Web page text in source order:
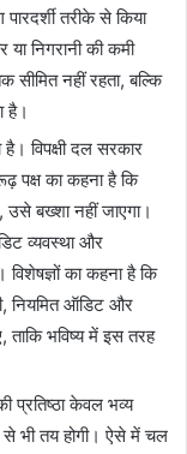
तरीके से किया
या निगरानी की कमी
नहीं रहता, बल्कि
है।
है। विपक्षी दल सरकार
पक्ष का कहना है कि
उसे बख्शा नहीं जाएगा।
व्यवस्था और
का कहना है कि
नियमित ऑडिट और
ताकि भविष्य में इस तरह
प्रतिष्ठा केवल भव्य
से भी तय होगी। ऐसे में चल